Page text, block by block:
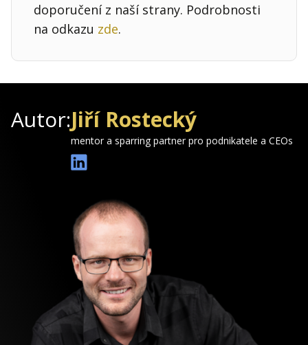
doporučení z naší strany. Podrobnosti
na odkazu zde.
Autor:Jiří Rostecký
mentor a sparring partner pro podnikatele a CEOs